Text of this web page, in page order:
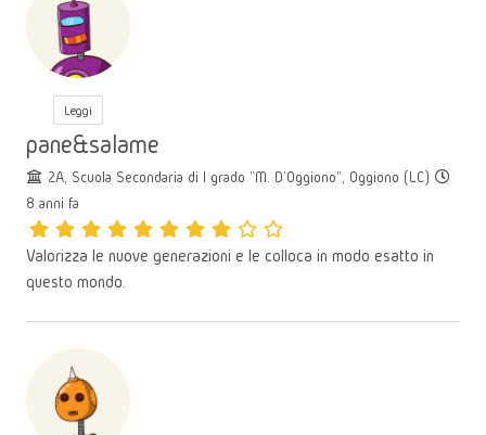
Leggi
pane&salame
2A, Scuola Secondaria di I grado "M. D'Oggiono", Oggiono (LC)
8 anni fa
Valorizza le nuove generazioni e le colloca in modo esatto in
questo mondo.